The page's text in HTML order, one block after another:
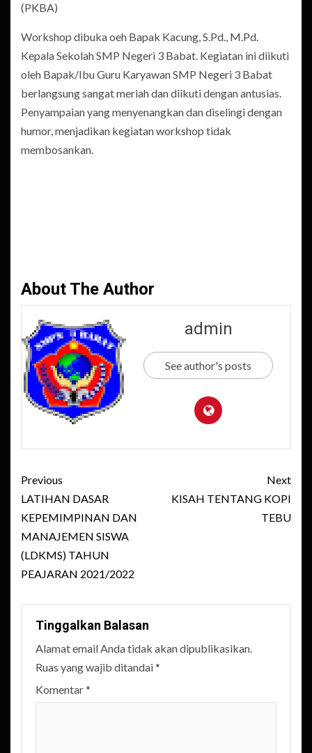
(PKBA)
Workshop dibuka oeh Bapak Kacung, S.Pd., M.Pd.
Kepala Sekolah SMP Negeri 3 Babat. Kegiatan ini diikuti
oleh Bapak/Ibu Guru Karyawan SMP Negeri 3 Babat
berlangsung sangat meriah dan diikuti dengan antusias.
Penyampaian yang menyenangkan dan diselingi dengan
humor, menjadikan kegiatan workshop tidak
membosankan.
About The Author
admin
See author's posts
Post
navigation
Previous
LATIHAN DASAR
KEPEMIMPINAN DAN
MANAJEMEN SISWA
(LDKMS) TAHUN
PEAJARAN 2021/2022
Next
KISAH TENTANG KOPI
TEBU
Tinggalkan Balasan
Alamat email Anda tidak akan dipublikasikan.
Ruas yang wajib ditandai*
Komentar*